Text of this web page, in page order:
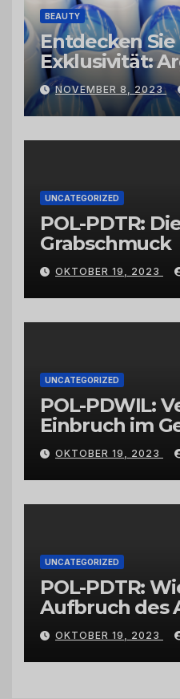
BEAUTY
Entdecken
Exklusivität:
NOVEMBER 8, 2023
UNCATEGORIZED
POL-PDTR:
Grabschmuck
OKTOBER 19, 2023
UNCATEGORIZED
POL-PDWIL:
Einbruch im
Wittlich
OKTOBER 19, 2023
UNCATEGORIZED
POL-PDTR:
Aufbruch des
Hermeskeil
OKTOBER 19, 2023